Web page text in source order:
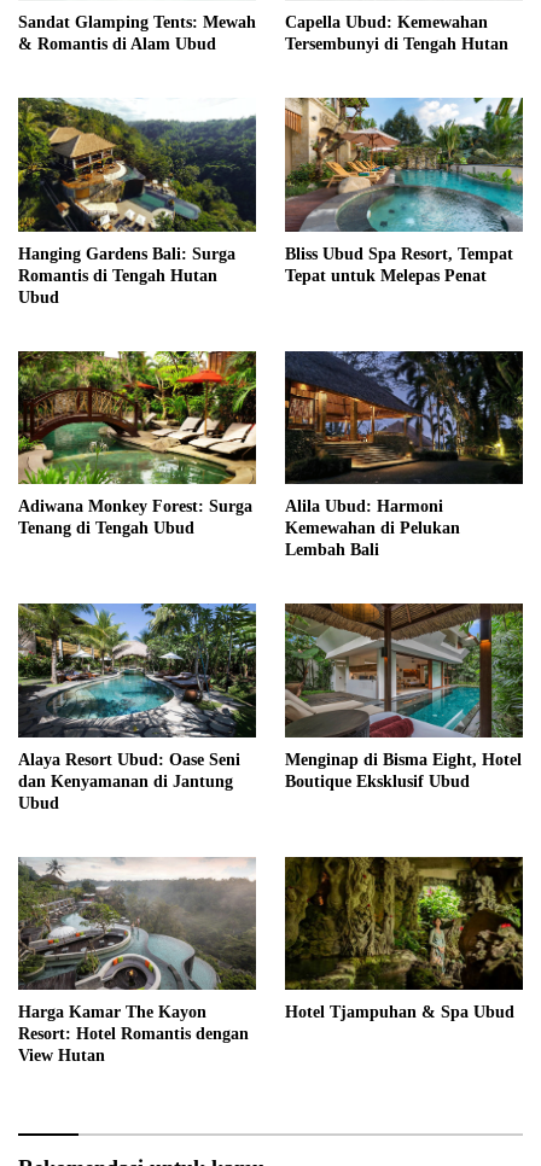
Sandat Glamping Tents: Mewah
& Romantis di Alam Ubud
Capella Ubud: Kemewahan
Tersembunyi di Tengah Hutan
Hanging Gardens Bali: Surga
Romantis di Tengah Hutan
Ubud
Bliss Ubud Spa Resort, Tempat
Tepat untuk Melepas Penat
Adiwana Monkey Forest: Surga
Tenang di Tengah Ubud
Alila Ubud: Harmoni
Kemewahan di Pelukan
Lembah Bali
Alaya Resort Ubud: Oase Seni
dan Kenyamanan di Jantung
Ubud
Menginap di Bisma Eight, Hotel
Boutique Eksklusif Ubud
Harga Kamar The Kayon
Resort: Hotel Romantis dengan
View Hutan
Hotel Tjampuhan & Spa Ubud